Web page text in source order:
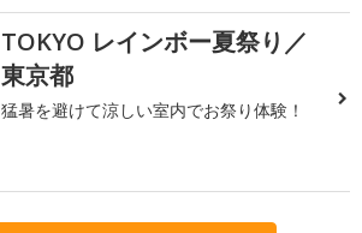
TOKYO レインボー夏祭り／
東京都
猛暑を避けて涼しい室内でお祭り体験！